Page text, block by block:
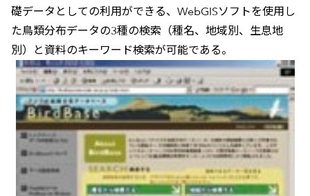
礎データとしての利用ができる、WebGISソフトを使用し
た鳥類分布データの3種の検索（種名、地域別、生息地
別）と資料のキーワード検索が可能である。